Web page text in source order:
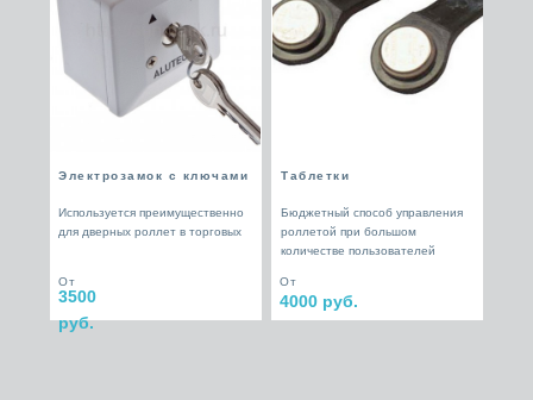
3500
руб.
Электрозамок с ключами
Используется преимущественно
для дверных роллет в торговых
Бюджетный способ управления
роллетой при большом
количестве пользователей
От От
4000 руб.
Таблетки